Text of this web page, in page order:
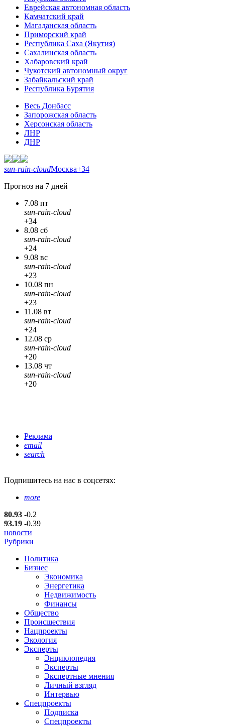
Еврейская автономная область
Камчатский край
Магаданская область
Приморский край
Республика Саха (Якутия)
Сахалинская область
Хабаровский край
Чукотский автономный округ
Забайкальский край
Республика Бурятия
Весь Донбасс
Запорожская область
Херсонская область
ЛНР
ДНР
sun-rain-cloudМосква+34
Прогноз на 7 дней
7.08 пт
sun-rain-cloud
+34
8.08 сб
sun-rain-cloud
+24
9.08 вс
sun-rain-cloud
+23
10.08 пн
sun-rain-cloud
+23
11.08 вт
sun-rain-cloud
+24
12.08 ср
sun-rain-cloud
+20
13.08 чт
sun-rain-cloud
+20
Реклама
email
search
Подпишитесь на нас в соцсетях:
more
80.93 -0.2
93.19 -0.39
новости
Рубрики
Политика
Бизнес
Экономика
Энергетика
Недвижимость
Финансы
Общество
Происшествия
Нацпроекты
Экология
Эксперты
Энциклопедия
Эксперты
Экспертные мнения
Личный взгляд
Интервью
Спецпроекты
Подписка
Спецпроекты